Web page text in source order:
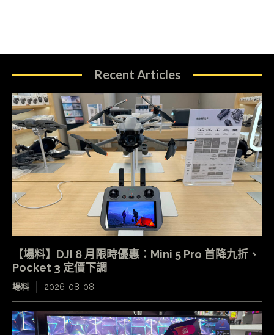
Recent Articles
【場料】DJI 8 月限時優惠：Mini 5 Pro 首降九折、
Pocket 3 定價下調
場料 2026-08-08